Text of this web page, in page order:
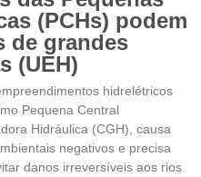
(PCHs) podem
de grandes
(UEH)
hidrelétricos
Pequena Central
Hidráulica (CGH), causa
negativos e precisa
danos irreversíveis aos rios